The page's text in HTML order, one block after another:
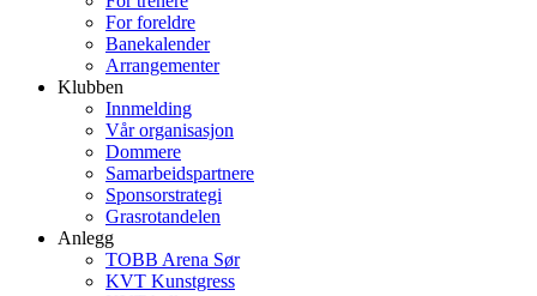
For foreldre
Banekalender
Arrangementer
Klubben
Innmelding
Vår organisasjon
Dommere
Samarbeidspartnere
Sponsorstrategi
Grasrotandelen
Anlegg
TOBB Arena Sør
KVT Kunstgress